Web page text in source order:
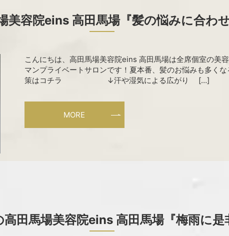
美容院eins 高田馬場『髪の悩みに合わ
こんにちは、高田馬場美容院eins 高田馬場は全席個室の美
マンプライベートサロンです！夏本番、髪のお悩みも多く
策はコチラ ↓汗や湿気による広がり […]
MORE
田馬場美容院eins 高田馬場『梅雨に是